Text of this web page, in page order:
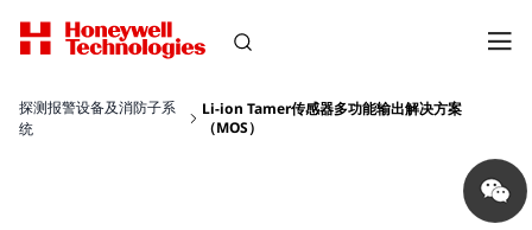
探测报警设备及消防子系
统
Li-ion Tamer传感器多功能输出解决方案
（MOS）
Share
on
wechat